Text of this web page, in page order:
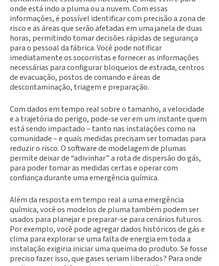
onde está indo a pluma ou a nuvem. Com essas
informações, é possível identificar com precisão a zona de
risco e as áreas que serão afetadas em uma janela de duas
horas, permitindo tomar decisões rápidas de segurança
para o pessoal da fábrica. Você pode notificar
imediatamente os socorristas e fornecer as informações
necessárias para configurar bloqueios de estrada, centros
de evacuação, postos de comando e áreas de
descontaminação, triagem e preparação.
Com dados em tempo real sobre o tamanho, a velocidade
e a trajetória do perigo, pode-se ver em um instante quem
está sendo impactado – tanto nas instalações como na
comunidade – e quais medidas precisam ser tomadas para
reduzir o risco. O software de modelagem de plumas
permite deixar de “adivinhar” a rota de dispersão do gás,
para poder tomar as medidas certas e operar com
confiança durante uma emergência química.
Além da resposta em tempo real a uma emergência
química, você os modelos de pluma também podem ser
usados para planejar e preparar-se para cenários futuros.
Por exemplo, você pode agregar dados históricos de gás e
clima para explorar se uma falta de energia em toda a
instalação exigiria iniciar uma queima do produto. Se fosse
preciso fazer isso, que gases seriam liberados? Para onde